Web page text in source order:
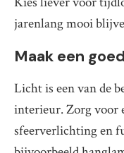
jarenlang mooi
Maak een
Licht is een van de
interieur. Zorg voor
sfeerverlichting en